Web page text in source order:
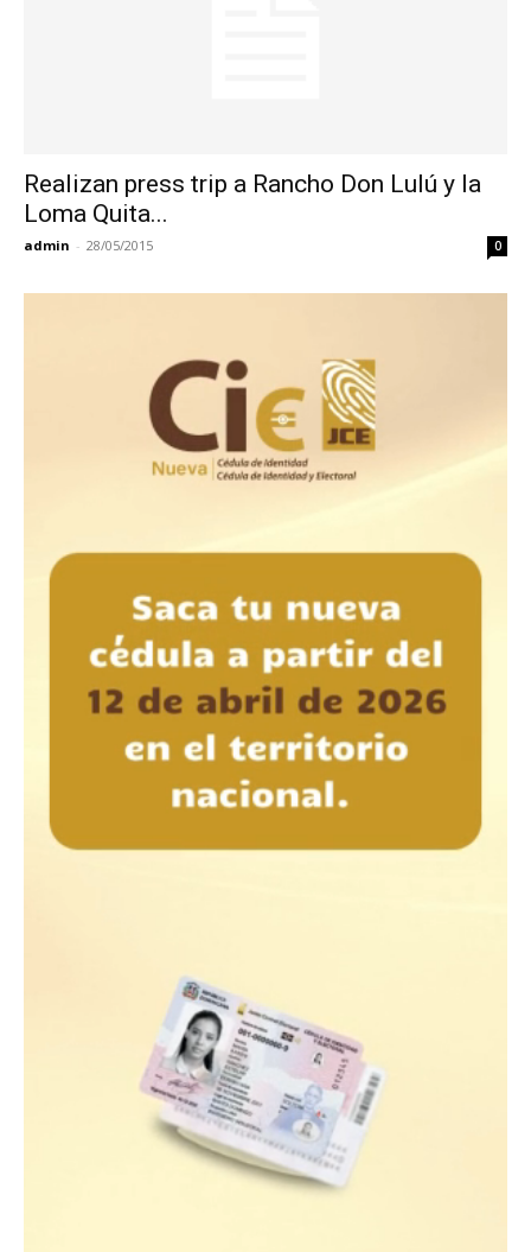
Realizan press trip a Rancho Don Lulú y la
Loma Quita...
admin - 28/05/2015 0